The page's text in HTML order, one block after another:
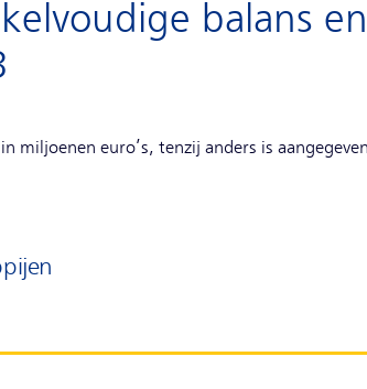
balans
miljoenen euro’s, tenzij anders is